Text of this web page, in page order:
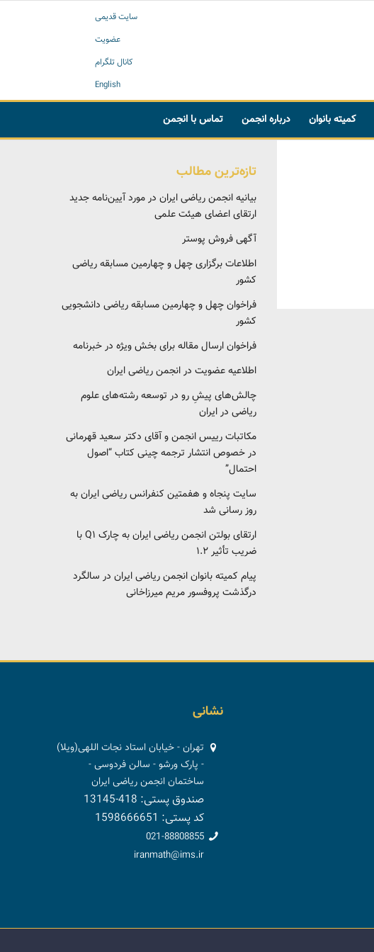
سایت قدیمی
عضویت
کانال تلگرام
English
کمیته بانوان درباره انجمن تماس با انجمن
تازه‌ترین مطالب
بیانیه انجمن ریاضی ایران در مورد آیین‌نامه جدید
ارتقای اعضای هیئت علمی
آگهی فروش پوستر
اطلاعات برگزاری چهل و چهارمین مسابقه ریاضی
کشور
فراخوان چهل و چهارمین مسابقه ریاضی دانشجویی
کشور‎‎
فراخوان ارسال مقاله برای بخش ویژه در خبرنامه
اطلاعیه عضویت در انجمن ریاضی ایران
چالش‌های پیشِ رو در توسعه رشته‌های علوم
ریاضی در ایران
مکاتبات رییس انجمن و آقای دکتر سعید قهرمانی
در خصوص انتشار ترجمه چینی کتاب “اصول
احتمال”
سایت پنجاه و هفمتین کنفرانس ریاضی ایران به
روز رسانی شد
ارتقای بولتن انجمن ریاضی ایران به چارک Q1 با
ضریب تأثیر ۱.۲
پیام کمیته بانوان انجمن ریاضی ایران در سالگرد
درگذشت پروفسور مریم میرزاخانی
نشانی
تهران - خیابان استاد نجات اللهی(ویلا)
- پارک ورشو - سالن فردوسی -
ساختمان انجمن ریاضی ایران
صندوق پستی: 418-13145
کد پستی: 1598666651
021-88808855
iranmath@ims.ir